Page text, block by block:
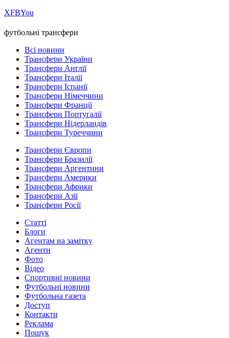
ХFBYou
футбольні трансфери
Всі новини
Трансфери України
Трансфери Англії
Трансфери Італії
Трансфери Іспанії
Трансфери Німеччини
Трансфери Франції
Трансфери Португалії
Трансфери Нідерландів
Трансфери Туреччини
Трансфери Європи
Трансфери Бразилії
Трансфери Аргентини
Трансфери Америки
Трансфери Африки
Трансфери Азії
Трансфери Росії
Статті
Блоги
Агентам на замітку
Агенти
Фото
Відео
Спортивні новини
Футбольні новини
Футбольна газета
Доступ
Контакти
Реклама
Пошук